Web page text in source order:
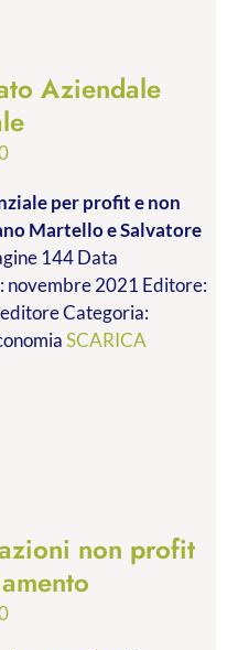
Aziendale
Fascia
prezzo:
da
€9.99
a
€19.00
per profit e non
Martello e Salvatore
144 Data
novembre 2021 Editore:
Categoria:
SCARICA
non profit
Fascia